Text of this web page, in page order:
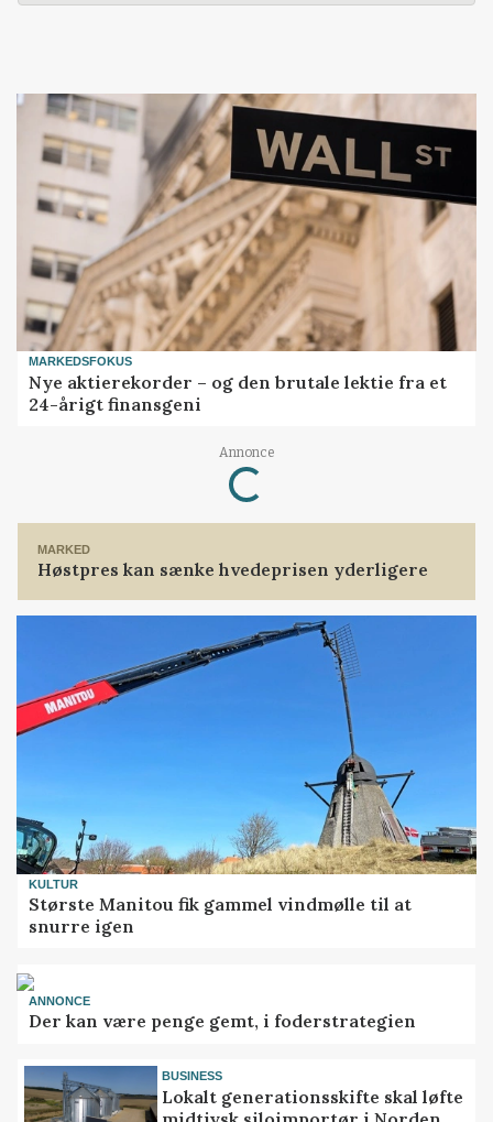
MARKEDSFOKUS
Nye aktierekorder – og den brutale lektie fra et
24-årigt finansgeni
Annonce
Loading...
MARKED
Høstpres kan sænke hvedeprisen yderligere
KULTUR
Største Manitou fik gammel vindmølle til at
snurre igen
ANNONCE
Der kan være penge gemt, i foderstrategien
BUSINESS
Lokalt generationsskifte skal løfte